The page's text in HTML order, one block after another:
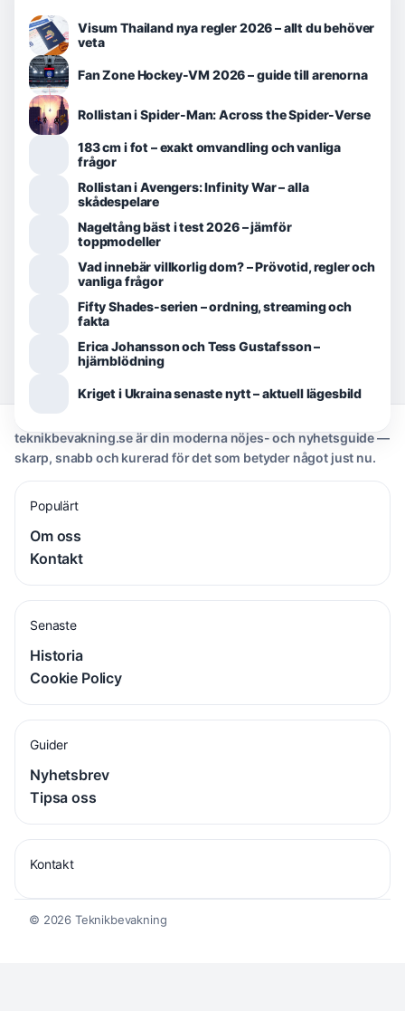
Visum Thailand nya regler 2026 – allt du behöver
veta
Fan Zone Hockey-VM 2026 – guide till arenorna
Rollistan i Spider-Man: Across the Spider-Verse
183 cm i fot – exakt omvandling och vanliga
frågor
Rollistan i Avengers: Infinity War – alla
skådespelare
Nageltång bäst i test 2026 – jämför
toppmodeller
Vad innebär villkorlig dom? – Prövotid, regler och
vanliga frågor
Fifty Shades-serien – ordning, streaming och
fakta
Erica Johansson och Tess Gustafsson –
hjärnblödning
Kriget i Ukraina senaste nytt – aktuell lägesbild
teknikbevakning.se är din moderna nöjes- och nyhetsguide —
skarp, snabb och kurerad för det som betyder något just nu.
Populärt
Om oss
Kontakt
Senaste
Historia
Cookie Policy
Guider
Nyhetsbrev
Tipsa oss
Kontakt
© 2026 Teknikbevakning